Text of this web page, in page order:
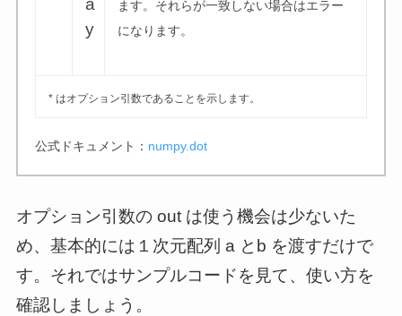
a
y
ます。それらが一致しない場合はエラー
になります。
* はオプション引数であることを示します。
公式ドキュメント： numpy.dot
オプション引数の out は使う機会は少ないた
め、基本的には１次元配列 a とb を渡すだけで
す。それではサンプルコードを見て、使い方を
確認しましょう。